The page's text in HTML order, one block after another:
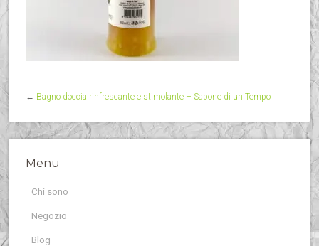
← Bagno doccia rinfrescante e stimolante – Sapone di un Tempo
Menu
Chi sono
Negozio
Blog